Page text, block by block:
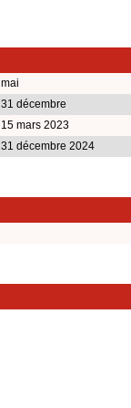
mai
31 décembre
15 mars 2023
31 décembre 2024